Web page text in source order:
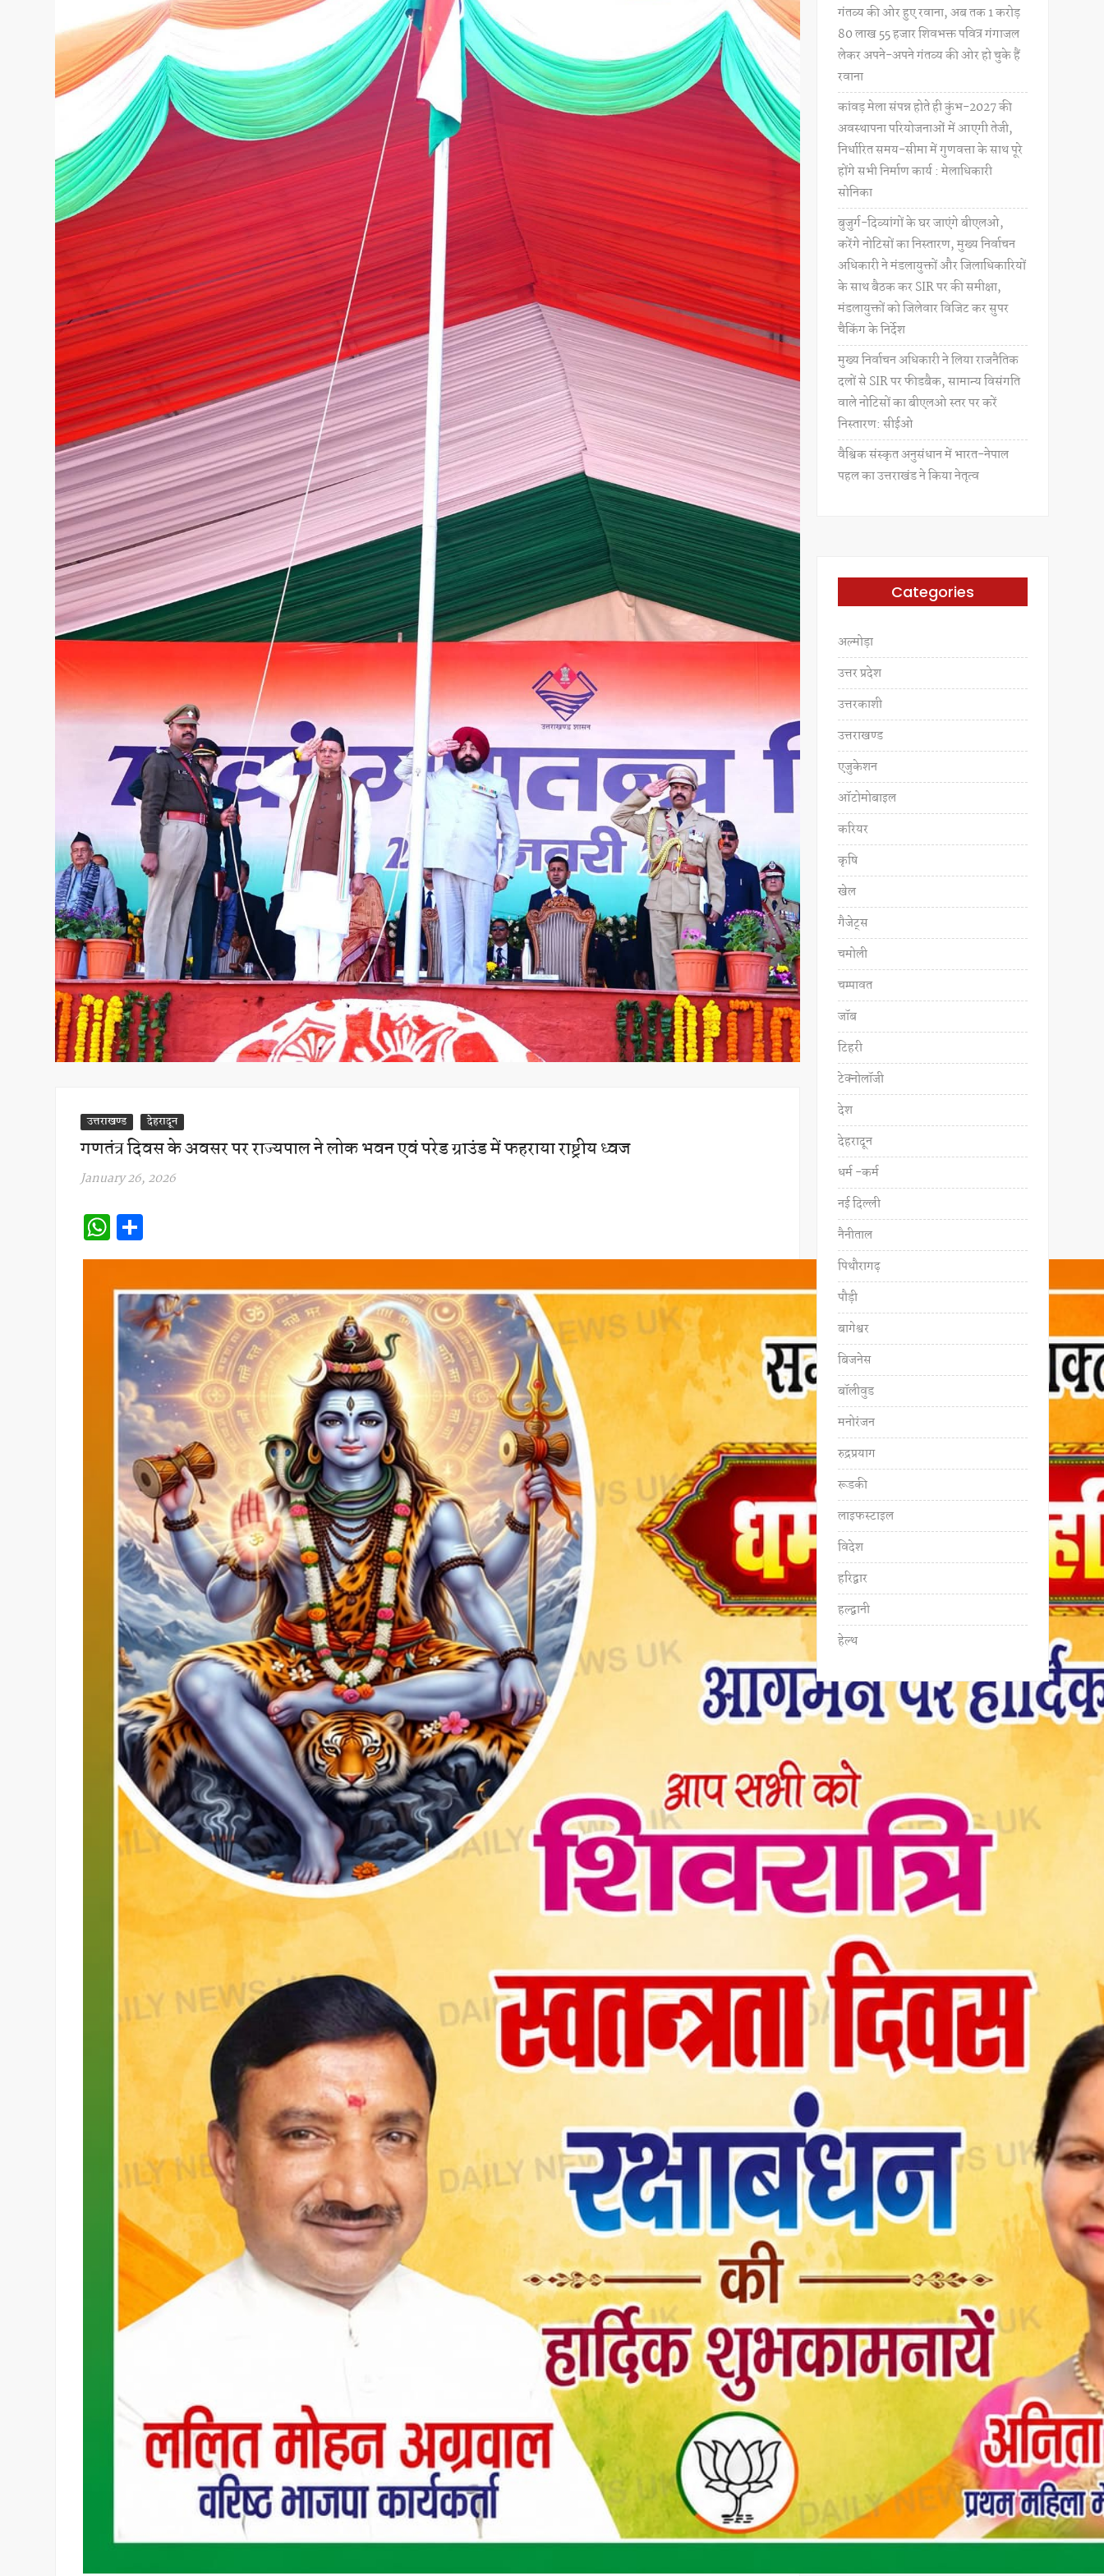
उत्तराखण्ड देहरादून
गणतंत्र दिवस के अवसर पर राज्यपाल ने लोक भवन एवं परेड ग्राउंड में फहराया राष्ट्रीय ध्वज
January 26, 2026
W
h
at
s
A
p
p
h
ar
e
गंतव्य की ओर हुए रवाना, अब तक 1 करोड़
80 लाख 55 हजार शिवभक्त पवित्र गंगाजल
लेकर अपने-अपने गंतव्य की ओर हो चुके हैं
रवाना
कांवड़ मेला संपन्न होते ही कुंभ-2027 की
अवस्थापना परियोजनाओं में आएगी तेजी,
निर्धारित समय-सीमा में गुणवत्ता के साथ पूरे
होंगे सभी निर्माण कार्य : मेलाधिकारी
सोनिका
बुजुर्ग-दिव्यांगों के घर जाएंगे बीएलओ,
करेंगे नोटिसों का निस्तारण, मुख्य निर्वाचन
अधिकारी ने मंडलायुक्तों और जिलाधिकारियों
के साथ बैठक कर SIR पर की समीक्षा,
मंडलायुक्तों को जिलेवार विजिट कर सुपर
चैकिंग के निर्देश
मुख्य निर्वाचन अधिकारी ने लिया राजनैतिक
दलों से SIR पर फीडबैक, सामान्य विसंगति
वाले नोटिसों का बीएलओ स्तर पर करें
निस्तारण: सीईओ
वैश्विक संस्कृत अनुसंधान में भारत-नेपाल
पहल का उत्तराखंड ने किया नेतृत्व
Categories
अल्मोड़ा
उत्तर प्रदेश
उत्तरकाशी
उत्तराखण्ड
एजुकेशन
ऑटोमोबाइल
करियर
कृषि
खेल
गैजेट्स
चमोली
चम्पावत
जॉब
टिहरी
टेक्नोलॉजी
देश
देहरादून
धर्म -कर्म
नई दिल्ली
नैनीताल
पिथौरागढ़
पौड़ी
बागेश्वर
बिजनेस
बॉलीवुड
मनोरंजन
रुद्रप्रयाग
रूडकी
लाइफस्टाइल
विदेश
हरिद्वार
हल्द्वानी
हेल्थ